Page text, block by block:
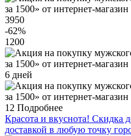
3950
-62%
1200
6 дней
12 Подробнее
Красота и вкуснота! Скидка
доставкой в любую точку